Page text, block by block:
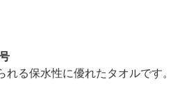
れる保水性に優れたタオルです。